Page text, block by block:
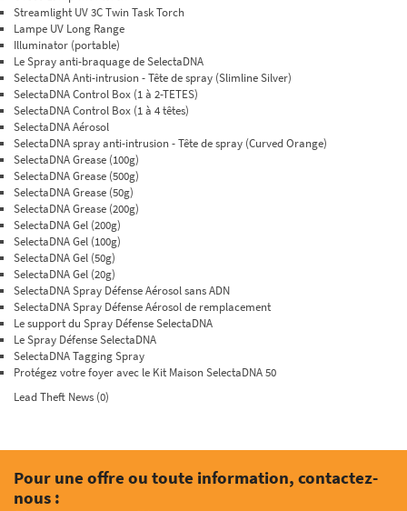
Streamlight UV 3C Twin Task Torch
Lampe UV Long Range
Illuminator (portable)
Le Spray anti-braquage de SelectaDNA
SelectaDNA Anti-intrusion - Tête de spray (Slimline Silver)
SelectaDNA Control Box (1 à 2-TETES)
SelectaDNA Control Box (1 à 4 têtes)
SelectaDNA Aérosol
SelectaDNA spray anti-intrusion - Tête de spray (Curved Orange)
SelectaDNA Grease (100g)
SelectaDNA Grease (500g)
SelectaDNA Grease (50g)
SelectaDNA Grease (200g)
SelectaDNA Gel (200g)
SelectaDNA Gel (100g)
SelectaDNA Gel (50g)
SelectaDNA Gel (20g)
SelectaDNA Spray Défense Aérosol sans ADN
SelectaDNA Spray Défense Aérosol de remplacement
Le support du Spray Défense SelectaDNA
Le Spray Défense SelectaDNA
SelectaDNA Tagging Spray
Protégez votre foyer avec le Kit Maison SelectaDNA 50
Lead Theft News (0)
Pour une offre ou toute information, contactez-
nous :